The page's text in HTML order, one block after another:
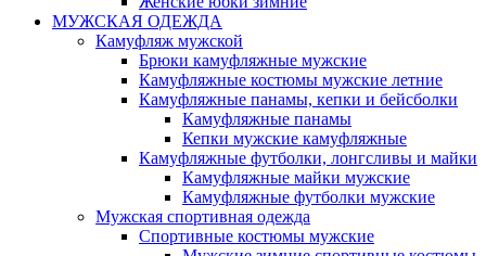
МУЖСКАЯ ОДЕЖДА
Камуфляж мужской
Брюки камуфляжные мужские
Камуфляжные костюмы мужские летние
Камуфляжные панамы, кепки и бейсболки
Камуфляжные панамы
Кепки мужские камуфляжные
Камуфляжные футболки, лонгсливы и майки
Камуфляжные майки мужские
Камуфляжные футболки мужские
Мужская спортивная одежда
Спортивные костюмы мужские